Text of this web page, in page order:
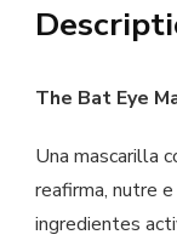
The Bat Eye
Una mascarilla
reafirma, nutre
ingredientes